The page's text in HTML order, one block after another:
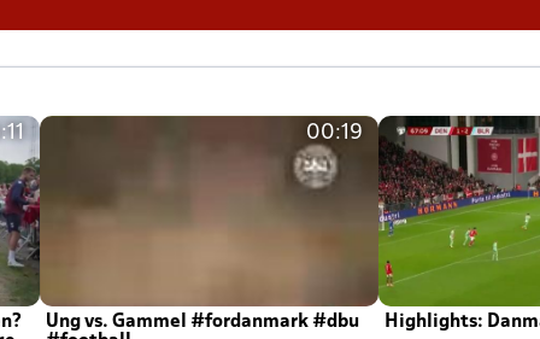
00:19
Ung vs. Gammel #fordanmark #dbu
Highlights: